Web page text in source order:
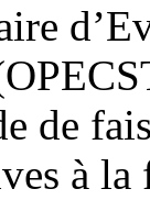
de
à